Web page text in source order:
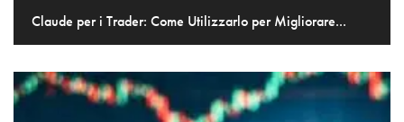
Claude per i Trader: Come Utilizzarlo per Migliorare...